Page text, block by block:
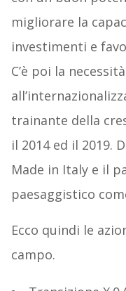
migliorare la
investimenti e
C’è poi la
trainante della
il 2014 ed il 2019.
Made in Italy e il
paesaggistico
Ecco quindi le
campo.